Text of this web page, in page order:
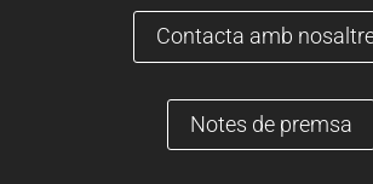
Contacta amb
Notes de premsa